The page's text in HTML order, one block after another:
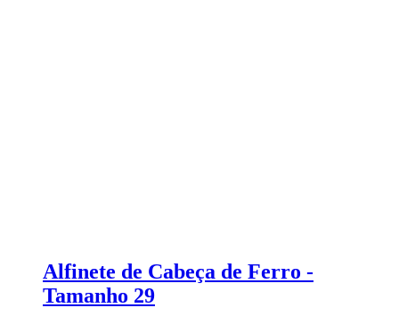
Alfinete de Cabeça de Ferro -
Tamanho 29